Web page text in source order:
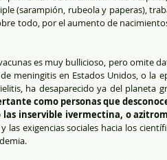
(sarampión, rubeola y paperas),
todo, por el aumento de
es muy bullicioso, pero omite
meningitis en Estados Unidos, o la
ha desaparecido ya del planeta
como personas que
las inservible ivermectina, o
las exigencias sociales hacia los